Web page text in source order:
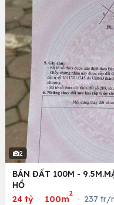
2
BÁN ĐẤT 100M -
HỒ
24 tỷ · 100m
2
· 237 tr/